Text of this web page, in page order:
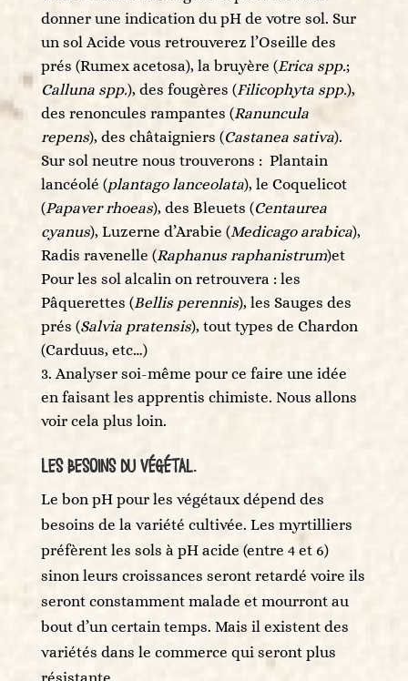
donner une indication du pH de votre sol. Sur
un sol Acide vous retrouverez l’Oseille des
prés (Rumex acetosa), la bruyère (Erica spp.;
Calluna spp.), des fougères (Filicophyta spp.),
des renoncules rampantes (Ranuncula
repens), des châtaigniers (Castanea sativa).
Sur sol neutre nous trouverons : Plantain
lancéolé (plantago lanceolata), le Coquelicot
(Papaver rhoeas), des Bleuets (Centaurea
cyanus), Luzerne d’Arabie (Medicago arabica),
Radis ravenelle (Raphanus raphanistrum)et
Pour les sol alcalin on retrouvera : les
Pâquerettes (Bellis perennis), les Sauges des
prés (Salvia pratensis), tout types de Chardon
(Carduus, etc…)
Analyser soi-même pour ce faire une idée
en faisant les apprentis chimiste. Nous allons
voir cela plus loin.
Les besoins du végétal.
Le bon pH pour les végétaux dépend des
besoins de la variété cultivée. Les myrtilliers
préfèrent les sols à pH acide (entre 4 et 6)
sinon leurs croissances seront retardé voire ils
seront constamment malade et mourront au
bout d’un certain temps. Mais il existent des
variétés dans le commerce qui seront plus